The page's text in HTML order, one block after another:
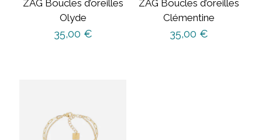
ZAG Boucles d’oreilles
Olyde
35,00 €
ZAG Boucles d’oreilles
Clémentine
35,00 €